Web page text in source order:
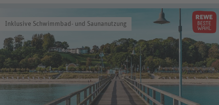
Inklusive Schwimmbad- und Saunanutzung